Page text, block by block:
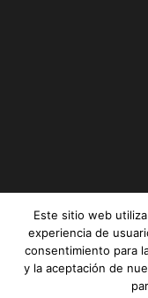
Serviz © All
privacidad|
Este sitio web
experiencia de
consentimiento para
y la aceptación de